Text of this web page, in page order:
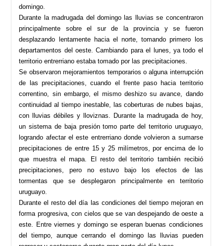
domingo.
Durante la madrugada del domingo las lluvias se concentraron
principalmente sobre el sur de la provincia y se fueron
desplazando lentamente hacia el norte, tomando primero los
departamentos del oeste. Cambiando para el lunes, ya todo el
territorio entrerriano estaba tomado por las precipitaciones.
Se observaron mejoramientos temporarios o alguna interrupción
de las precipitaciones, cuando el frente paso hacia territorio
correntino, sin embargo, el mismo deshizo su avance, dando
continuidad al tiempo inestable, las coberturas de nubes bajas,
con lluvias débiles y lloviznas. Durante la madrugada de hoy,
un sistema de baja presión tomo parte del territorio uruguayo,
logrando afectar el este entrerriano donde volvieron a sumarse
precipitaciones de entre 15 y 25 milímetros, por encima de lo
que muestra el mapa. El resto del territorio también recibió
precipitaciones, pero no estuvo bajo los efectos de las
tormentas que se desplegaron principalmente en territorio
uruguayo.
Durante el resto del día las condiciones del tiempo mejoran en
forma progresiva, con cielos que se van despejando de oeste a
este. Entre viernes y domingo se esperan buenas condiciones
del tiempo, aunque cerrando el domingo las lluvias pueden